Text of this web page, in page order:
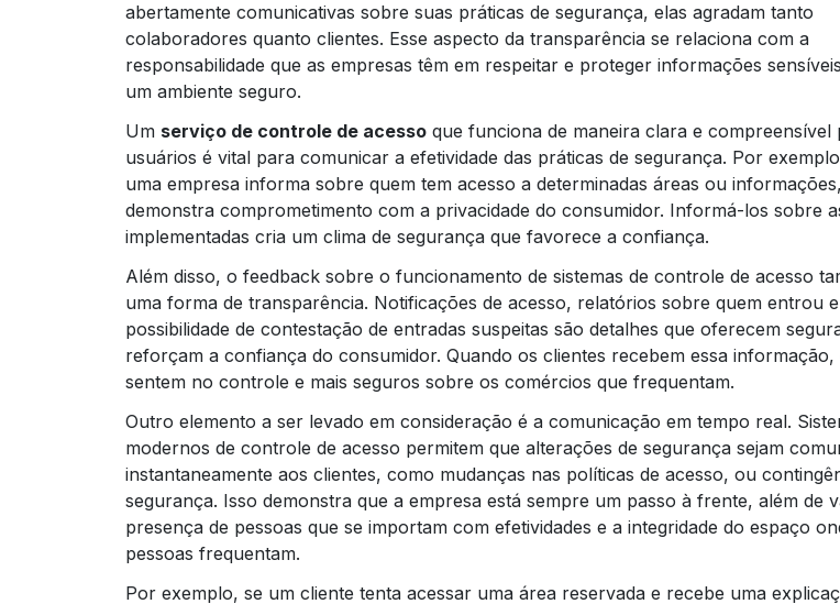
abertamente comunicativas sobre suas práticas de segurança, elas agradam tanto
colaboradores quanto clientes. Esse aspecto da transparência se relaciona com a
responsabilidade que as empresas têm em respeitar e proteger informações
um ambiente seguro.
Um serviço de controle de acesso que funciona de maneira clara e compreensível
usuários é vital para comunicar a efetividade das práticas de segurança. Por
uma empresa informa sobre quem tem acesso a determinadas áreas ou
demonstra comprometimento com a privacidade do consumidor. Informá-los sobre
implementadas cria um clima de segurança que favorece a confiança.
Além disso, o feedback sobre o funcionamento de sistemas de controle de acesso
uma forma de transparência. Notificações de acesso, relatórios sobre quem entrou
possibilidade de contestação de entradas suspeitas são detalhes que oferecem
reforçam a confiança do consumidor. Quando os clientes recebem essa informação,
sentem no controle e mais seguros sobre os comércios que frequentam.
Outro elemento a ser levado em consideração é a comunicação em tempo real.
modernos de controle de acesso permitem que alterações de segurança sejam
instantaneamente aos clientes, como mudanças nas políticas de acesso, ou
segurança. Isso demonstra que a empresa está sempre um passo à frente, além de
presença de pessoas que se importam com efetividades e a integridade do espaço
pessoas frequentam.
Por exemplo, se um cliente tenta acessar uma área reservada e recebe uma